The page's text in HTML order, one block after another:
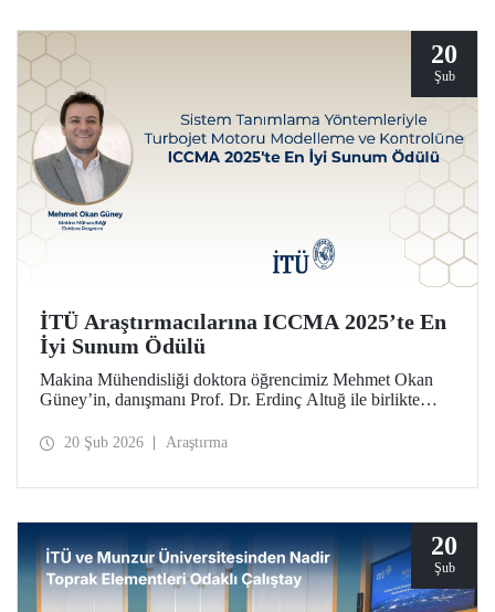
20
Şub
İTÜ Araştırmacılarına ICCMA 2025’te En
İyi Sunum Ödülü
Makina Mühendisliği doktora öğrencimiz Mehmet Okan
Güney’in, danışmanı Prof. Dr. Erdinç Altuğ ile birlikte
konferansında sunduğu bildiri, “Karmaşık Sistemlerde
20 Şub 2026 Araştırma
20
Şub